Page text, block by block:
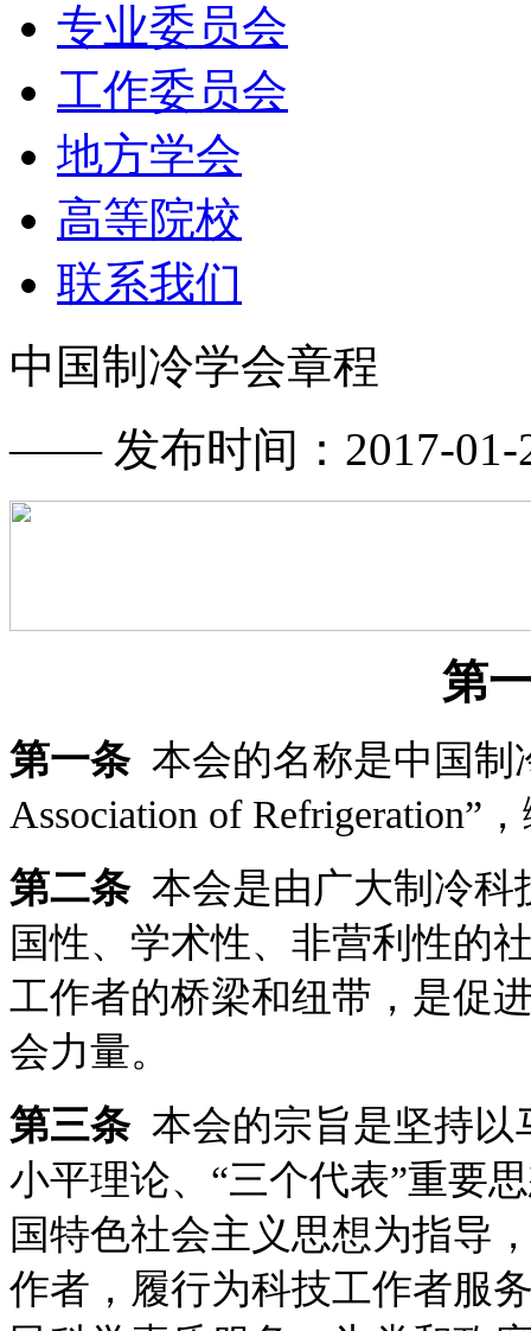
专业委员会
工作委员会
地方学会
高等院校
联系我们
中国制冷学会章程
—— 发布时间：2017-
第
第一条本会的名称是中国制
Association of Refrigeration”
第二条本会是由广大制冷科
国性、学术性、非营利性的
工作者的桥梁和纽带，是促
会力量。
第三条本会的宗旨是坚持以
小平理论、“三个代表”重要
国特色社会主义思想为指导
作者，履行为科技工作者服